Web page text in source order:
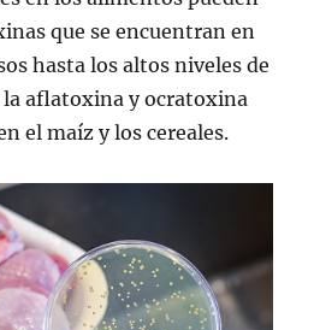
que se encuentran en
hasta los altos niveles de
aflatoxina y ocratoxina
el maíz y los cereales.